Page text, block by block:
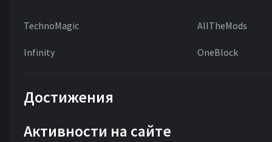
TechnoMagic AllTheMods
Infinity OneBlock
Достижения
Активности на сайте